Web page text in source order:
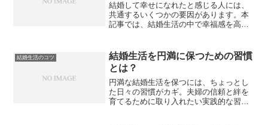
結婚して幸せになれたと感じる人には、
共通するいくつかの要因があります。本
記事では、結婚生活の中で幸福感を高め
す。
結婚生活のコツ
結婚生活を円満に保つための習慣
とは？
円満な結婚生活を保つには、ちょっとし
た日々の習慣がカギ。夫婦の信頼と絆を
育てるために取り入れたい実践的な習慣